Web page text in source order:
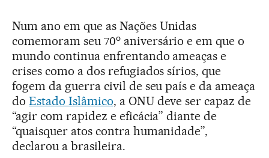
Num ano em que as Nações Unidas
comemoram seu 70oaniversário e em que o
mundo continua enfrentando ameaças e
crises como a dos refugiados sírios, que
fogem da guerra civil de seu país e da ameaça
do Estado Islâmico, a ONU deve ser capaz de
“agir com rapidez e eficácia” diante de
“quaisquer atos contra humanidade”,
declarou a brasileira.